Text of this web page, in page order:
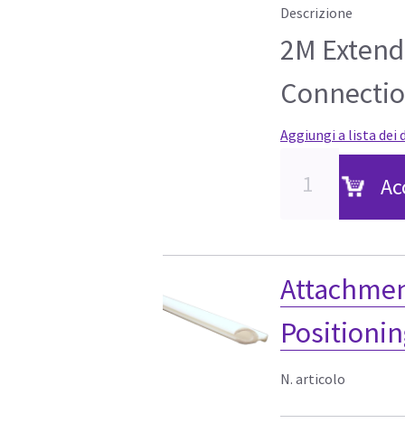
Descrizione
2M
Aggiungi a lista dei
N. articolo